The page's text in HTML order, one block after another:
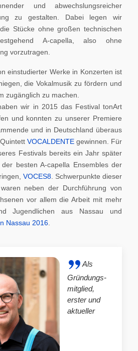
und abwechslungsreicher
zu gestalten. Dabei legen wir
Stücke ohne großen technischen
A-capella, also ohne
vorzutragen.
einstudierter Werke in Konzerten ist
die Vokalmusik zu fördern und
zugänglich zu machen.
wir in 2015 das Festival tonArt
und konnten zu unserer Premiere
und in Deutschland überaus
VOCALDENTE gewinnen. Für
Festivals bereits ein Jahr später
besten A-capella Ensembles der
VOCES8. Schwerpunkte dieser
neben der Durchführung von
vor allem die Arbeit mit mehr
Jugendlichen aus Nassau und
Nassau 2016
Als
Gründungs-
mitglied,
erster und
aktueller